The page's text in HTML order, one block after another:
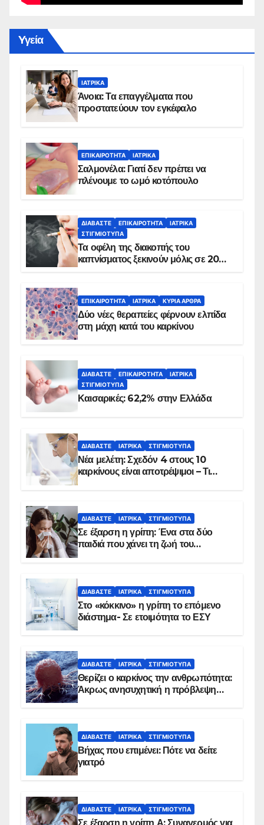
Yγεία
ΙΑΤΡΙΚΆ
Άνοια: Τα επαγγέλματα που
προστατεύουν τον εγκέφαλο
ΕΠΙΚΑΙΡΌΤΗΤΑ ΙΑΤΡΙΚΆ
Σαλμονέλα: Γιατί δεν πρέπει να
πλένουμε το ωμό κοτόπουλο
ΔΙΑΒΆΣΤΕ ΕΠΙΚΑΙΡΌΤΗΤΑ
ΙΑΤΡΙΚΆ
ΣΤΙΓΜΙΌΤΥΠΑ
Τα οφέλη της διακοπής του
καπνίσματος ξεκινούν μόλις σε 20
ΕΠΙΚΑΙΡΌΤΗΤΑ ΙΑΤΡΙΚΆ ΚΥΡΙΑ ΑΡΘΡΑ
Δύο νέες θεραπείες φέρνουν ελπίδα
στη μάχη κατά του καρκίνου
ΔΙΑΒΆΣΤΕ ΕΠΙΚΑΙΡΌΤΗΤΑ
ΙΑΤΡΙΚΆ
ΣΤΙΓΜΙΌΤΥΠΑ
Καισαρικές: 62,2% στην Ελλάδα
ΔΙΑΒΆΣΤΕ ΙΑΤΡΙΚΆ ΣΤΙΓΜΙΌΤΥΠΑ
Νέα μελέτη: Σχεδόν 4 στους 10
καρκίνους είναι αποτρέψιμοι – Τι
ΔΙΑΒΆΣΤΕ ΙΑΤΡΙΚΆ ΣΤΙΓΜΙΌΤΥΠΑ
Σε έξαρση η γρίπη: Ένα στα δύο
παιδιά που χάνει τη ζωή του
ΔΙΑΒΆΣΤΕ ΙΑΤΡΙΚΆ ΣΤΙΓΜΙΌΤΥΠΑ
Στο «κόκκινο» η γρίπη το επόμενο
διάστημα- Σε ετοιμότητα το ΕΣΥ
ΔΙΑΒΆΣΤΕ ΙΑΤΡΙΚΆ ΣΤΙΓΜΙΌΤΥΠΑ
Θερίζει ο καρκίνος την ανθρωπότητα:
Άκρως ανησυχητική η πρόβλεψη…
ΔΙΑΒΆΣΤΕ ΙΑΤΡΙΚΆ ΣΤΙΓΜΙΌΤΥΠΑ
Βήχας που επιμένει: Πότε να δείτε
γιατρό
ΔΙΑΒΆΣΤΕ ΙΑΤΡΙΚΆ ΣΤΙΓΜΙΌΤΥΠΑ